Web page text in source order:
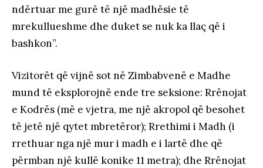
ndërtuar me gurë të një madhësie të
mrekullueshme dhe duket se nuk ka llaç që i
bashkon”.
Vizitorët që vijnë sot në Zimbabvenë e Madhe
mund të eksplorojnë ende tre seksione: Rrënojat
e Kodrës (më e vjetra, me një akropol që besohet
të jetë një qytet mbretëror); Rrethimi i Madh (i
rrethuar nga një mur i madh e i lartë dhe që
përmban një kullë konike 11 metra); dhe Rrënojat